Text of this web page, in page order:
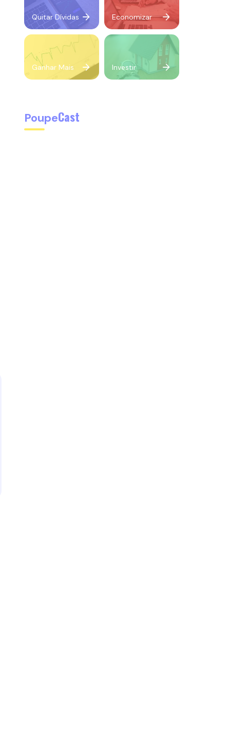
Quitar Dívidas Economizar
Ganhar Mais Investir
PoupeCast